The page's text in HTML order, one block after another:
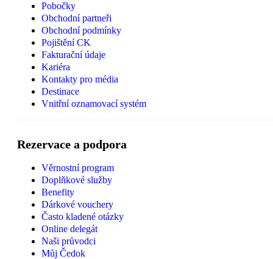
Pobočky
Obchodní partneři
Obchodní podmínky
Pojištění CK
Fakturační údaje
Kariéra
Kontakty pro média
Destinace
Vnitřní oznamovací systém
Rezervace a podpora
Věrnostní program
Doplňkové služby
Benefity
Dárkové vouchery
Často kladené otázky
Online delegát
Naši průvodci
Můj Čedok